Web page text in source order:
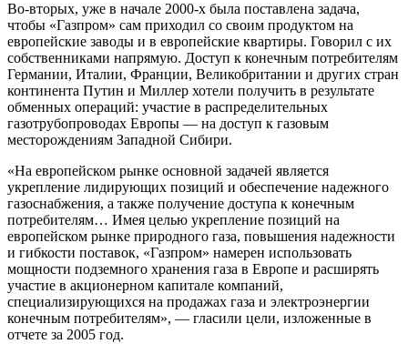
Во-вторых, уже в начале 2000-х была поставлена задача,
чтобы «Газпром» сам приходил со своим продуктом на
европейские заводы и в европейские квартиры. Говорил с их
собственниками напрямую. Доступ к конечным потребителям
Германии, Италии, Франции, Великобритании и других стран
континента Путин и Миллер хотели получить в результате
обменных операций: участие в распределительных
газотрубопроводах Европы — на доступ к газовым
месторождениям Западной Сибири.
«На европейском рынке основной задачей является
укрепление лидирующих позиций и обеспечение надежного
газоснабжения, а также получение доступа к конечным
потребителям… Имея целью укрепление позиций на
европейском рынке природного газа, повышения надежности
и гибкости поставок, «Газпром» намерен использовать
мощности подземного хранения газа в Европе и расширять
участие в акционерном капитале компаний,
специализирующихся на продажах газа и электроэнергии
конечным потребителям», — гласили цели, изложенные в
отчете за 2005 год.